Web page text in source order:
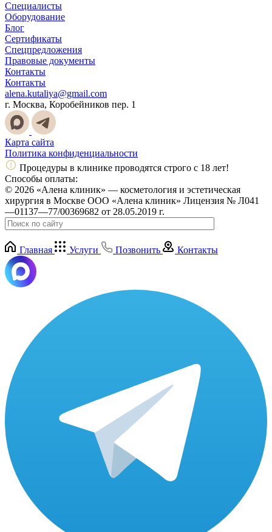
Специалисты
Оборудование
Блог
Сертификаты
Спецпредложения
Правовые документы
Контакты
Контакты
alena.kutaliya@gmail.com
г. Москва, Коробейников пер. 1
Карта сайта
Политика конфиденциальности
Процедуры в клинике проводятся строго с 18 лет!
Способы оплаты:
© 2026 «Алена клиник» — косметология и эстетическая
хирургия в Москве ООО «Алена клиник» Лицензия № Л041
—01137—77/00369682 от 28.05.2019 г.
Главная Услуги Позвонить Контакты